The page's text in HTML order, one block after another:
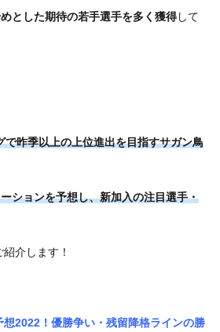
とした期待の若手選手を多く獲得して
昨季以上の上位進出を目指すサガン鳥
ションを予想し、新加入の注目選手・
紹介します！
2022！優勝争い・残留降格ラインの勝